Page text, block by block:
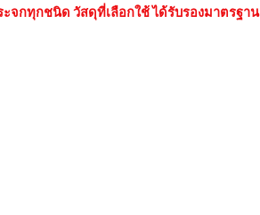
จกทุกชนิด วัสดุที่เลือกใช้ ได้รับรองมาตรฐาน